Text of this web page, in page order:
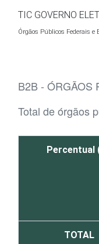
TIC GOVERNO
Órgãos Públicos Federais e
B2B - ÓRGÃOS
Total de órgãos
Percentual
TOTAL